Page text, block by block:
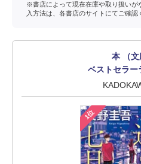
※書店によって現在在庫や取り扱いが
入方法は、各書店のサイトにてご確認
本 （文
ベストセラー
1位